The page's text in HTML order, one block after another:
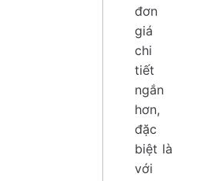
đơn
giá
chi
tiết
ngắn
hơn,
đặc
biệt là
với